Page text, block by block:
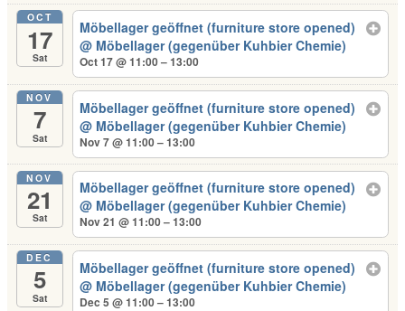
OCT
17
Sat
Möbellager geöffnet (furniture store opened)
@ Möbellager (gegenüber Kuhbier Chemie)
Oct 17 @ 11:00 – 13:00
NOV
7
Sat
Möbellager geöffnet (furniture store opened)
@ Möbellager (gegenüber Kuhbier Chemie)
Nov 7 @ 11:00 – 13:00
NOV
21
Sat
Möbellager geöffnet (furniture store opened)
@ Möbellager (gegenüber Kuhbier Chemie)
Nov 21 @ 11:00 – 13:00
DEC
5
Sat
Möbellager geöffnet (furniture store opened)
@ Möbellager (gegenüber Kuhbier Chemie)
Dec 5 @ 11:00 – 13:00